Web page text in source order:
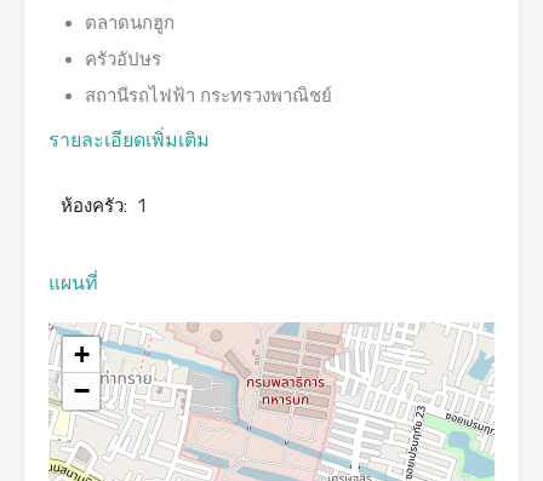
ตลาดนกฮูก
ครัวอัปษร
สถานีรถไฟฟ้า กระทรวงพาณิชย์
รายละเอียดเพิ่มเติม
ห้องครัว: 1
แผนที่
+
−